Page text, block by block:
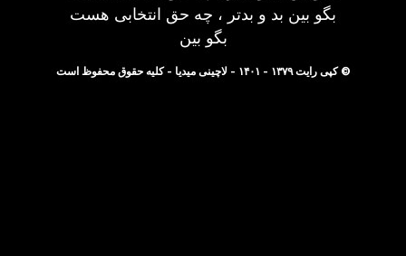
بگو بین بد و بدتر ، چه حق انتخابی هست
بگو بین
© کپی رایت ۱۳۷۹ - ۱۴۰۱ - لاچینی میدیا - کلیه حقوق محفوظ است